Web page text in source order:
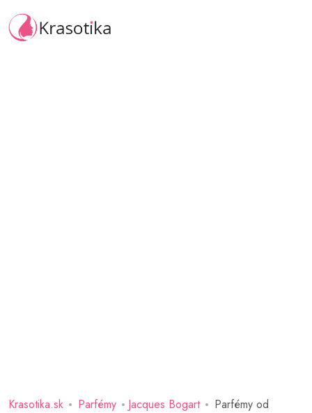
Krasotika.sk Parfémy Jacques Bogart
Parfémy od